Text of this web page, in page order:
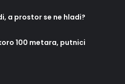
a prostor se ne hladi?
100 metara, putnici